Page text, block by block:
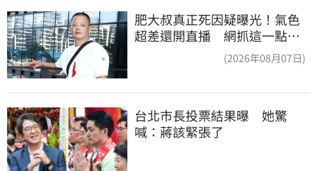
肥大叔真正死因疑曝光！氣色
超差還開直播 網抓這一點超
(2026年08月07日)
台北市長投票結果曝　她驚
喊：蔣該緊張了